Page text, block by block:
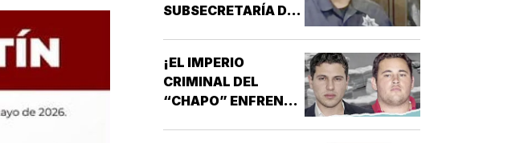
SUBSECRETARÍA DE
¡EL IMPERIO
CRIMINAL DEL
“CHAPO” ENFRENTA